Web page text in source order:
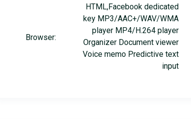
Browser:
HTML,Facebook dedicated
key MP3/AAC+/WAV/WMA
player MP4/H.264 player
Organizer Document viewer
Voice memo Predictive text
input